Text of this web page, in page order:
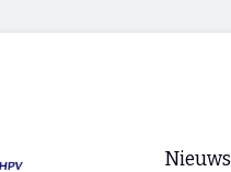
Nieuws